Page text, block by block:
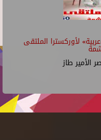
لأوركسترا الملتقى
الأمير طاز